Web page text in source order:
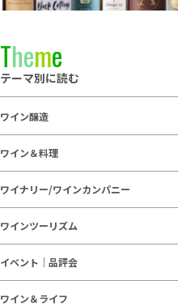
Theme
テーマ別に読む
ワイン醸造
ワイン＆料理
ワイナリー/ワインカンパニー
ワインツーリズム
イベント｜品評会
ワイン＆ライフ